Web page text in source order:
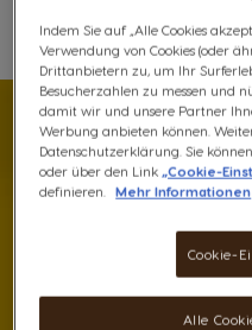
Zur
Zur
Indem Sie auf „Alle Cookies
Verwendung von Cookies (oder
Drittanbietern zu, um Ihr
Besucherzahlen zu messen und
damit wir und unsere Partner
Werbung anbieten können.
Datenschutzerklärung. Sie
oder über den Link„Cookie-
definieren.
Mehr Informationen
Cookie-
Alle